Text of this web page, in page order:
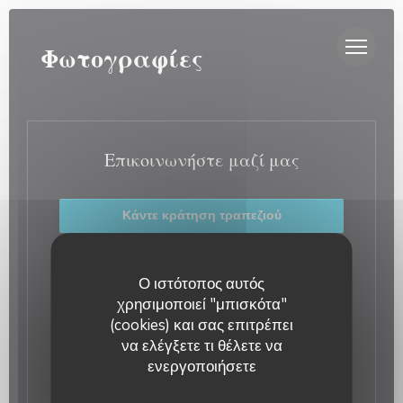
Πίνακας διαχείρισης "Μπισκότων" (Cookies)
Ο ιστότοπος αυτός
χρησιμοποιεί "μπισκότα"
(cookies) και σας επιτρέπει
να ελέγξετε τι θέλετε να
ενεργοποιήσετε
AU CLOCHER
Φωτογραφίες
Επικοινωνήστε μαζί μας
Κάντε κράτηση τραπεζιού
Μείνετε ενημερωμένοι